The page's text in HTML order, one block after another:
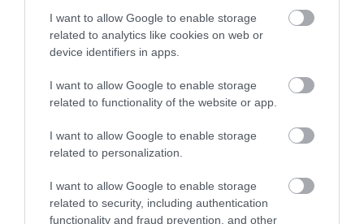
I want to allow Google to enable storage
related to analytics like cookies on web or
device identifiers in apps.
I want to allow Google to enable storage
related to functionality of the website or app.
I want to allow Google to enable storage
related to personalization.
I want to allow Google to enable storage
related to security, including authentication
functionality and fraud prevention, and other
strandról van szó, amely
tökéletes a szörfözésre és
az úszásra. Szerinte a partszakaszon rengeteg
remek hely kínálkozik étel- vagy italböngészésre, és
végigsétálva élvezhetjük a tengerparti panorámát.
Egy másik ott járt kommentelő is a pozitív